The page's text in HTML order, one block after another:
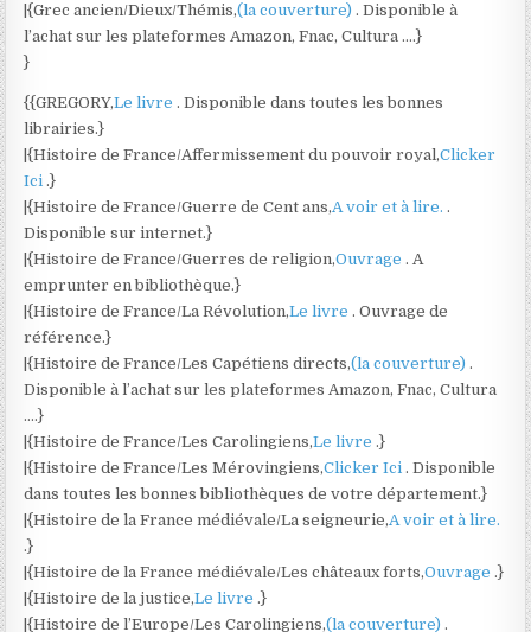
|{Grec ancien/Dieux/Thémis,(la couverture). Disponible à
l’achat sur les plateformes Amazon, Fnac, Cultura ….}
}
{{GREGORY,Le livre. Disponible dans toutes les bonnes
librairies.}
|{Histoire de France/Affermissement du pouvoir royal,Clicker
Ici.}
|{Histoire de France/Guerre de Cent ans,A voir et à lire..
Disponible sur internet.}
|{Histoire de France/Guerres de religion,Ouvrage. A
emprunter en bibliothèque.}
|{Histoire de France/La Révolution,Le livre. Ouvrage de
référence.}
|{Histoire de France/Les Capétiens directs,(la couverture).
Disponible à l’achat sur les plateformes Amazon, Fnac, Cultura
….}
|{Histoire de France/Les Carolingiens,Le livre.}
|{Histoire de France/Les Mérovingiens,Clicker Ici. Disponible
dans toutes les bonnes bibliothèques de votre département.}
|{Histoire de la France médiévale/La seigneurie,A voir et à lire.
.}
|{Histoire de la France médiévale/Les châteaux forts,Ouvrage.}
|{Histoire de la justice,Le livre.}
|{Histoire de l’Europe/Les Carolingiens,(la couverture).